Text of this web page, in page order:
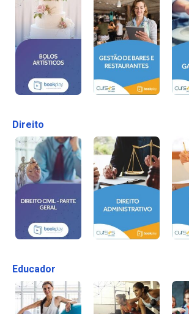
Direito
Educador